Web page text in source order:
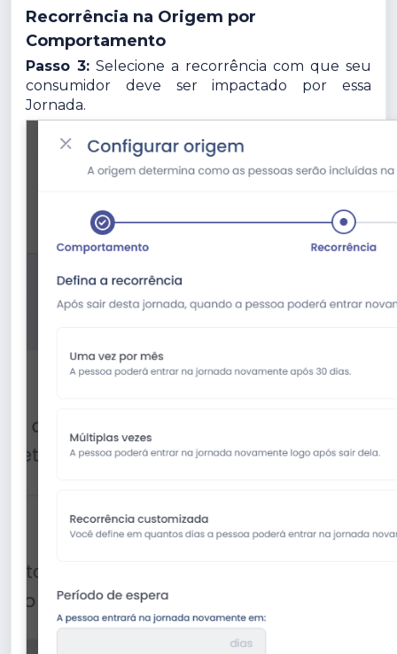
Recorrência na Origem por
Comportamento
Passo 3: Selecione a recorrência com que seu
consumidor deve ser impactado por essa
Jornada.